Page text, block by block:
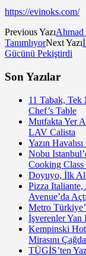
https://evinoks.com/
Previous YazıAhmad
TanımlıyorNext Yazı
Gücünü Pekiştirdi
Son Yazılar
11 Tabak, Tek
Chef’s Table
Mutfakta Yer
LAV Calista
Yazın
Nobu
Cooking
Doyuyo, İlk
Pizza Italiante,
Avenue’da Açtı
Metro
İşverenler Yan
Kempinski
Mirasını
TÜGİS’ten